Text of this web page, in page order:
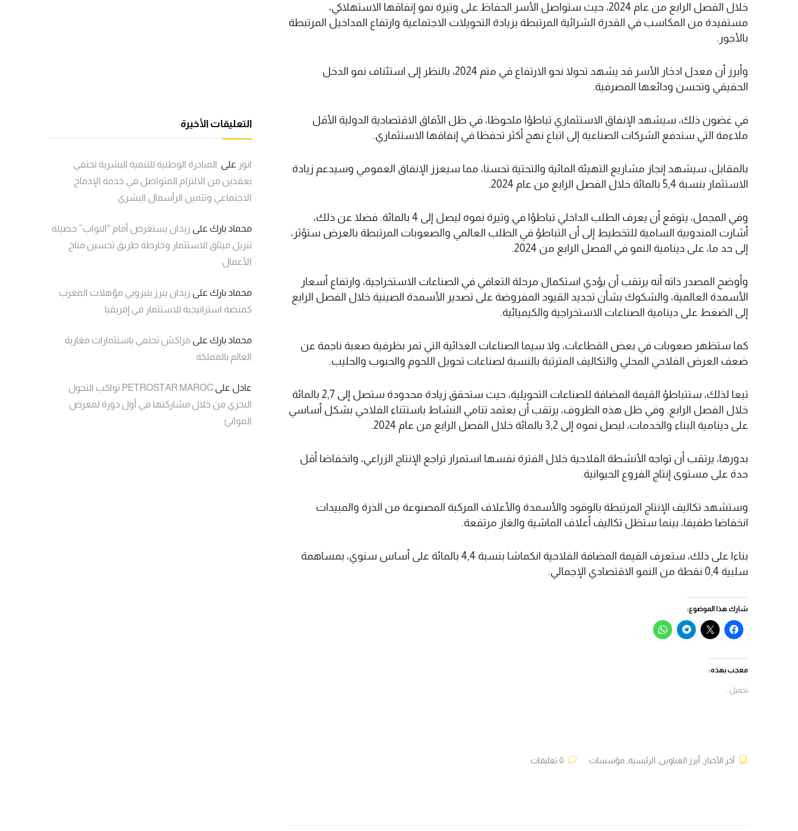
خلال الفصل الرابع من عام 2024، حيث ستواصل الأسر الحفاظ على وتيرة نمو إنفاقها الاستهلاكي،
مستفيدة من المكاسب في القدرة الشرائية المرتبطة بزيادة التحويلات الاجتماعية وارتفاع المداخيل المرتبطة
بالأجور.
وأبرز أن معدل ادخار الأسر قد يشهد تحولا نحو الارتفاع في متم 2024، بالنظر إلى استئناف نمو الدخل
الحقيقي وتحسن ودائعها المصرفية.
في غضون ذلك، سيشهد الإنفاق الاستثماري تباطؤا ملحوظا، في ظل الآفاق الاقتصادية الدولية الأقل
ملاءمة التي ستدفع الشركات الصناعية إلى اتباع نهج أكثر تحفظا في إنفاقها الاستثماري.
بالمقابل، سيشهد إنجاز مشاريع التهيئة المائية والتحتية تحسنا، مما سيعزز الإنفاق العمومي وسيدعم زيادة
الاستثمار بنسبة 5,4 بالمائة خلال الفصل الرابع من عام 2024.
وفي المجمل، يتوقع أن يعرف الطلب الداخلي تباطؤا في وتيرة نموه ليصل إلى 4 بالمائة. فضلا عن ذلك،
أشارت المندوبية السامية للتخطيط إلى أن التباطؤ في الطلب العالمي والصعوبات المرتبطة بالعرض ستؤثر،
إلى حد ما، على دينامية النمو في الفصل الرابع من 2024.
وأوضح المصدر ذاته أنه يرتقب أن يؤدي استكمال مرحلة التعافي في الصناعات الاستخراجية، وارتفاع أسعار
الأسمدة العالمية، والشكوك بشأن تجديد القيود المفروضة على تصدير الأسمدة الصينية خلال الفصل الرابع
إلى الضغط على دينامية الصناعات الاستخراجية والكيميائية.
كما ستظهر صعوبات في بعض القطاعات، ولا سيما الصناعات الغذائية التي تمر بظرفية صعبة ناجمة عن
ضعف العرض الفلاحي المحلي والتكاليف المترتبة بالنسبة لصناعات تحويل اللحوم والحبوب والحليب.
تبعا لذلك، ستتباطؤ القيمة المضافة للصناعات التحويلية، حيث ستحقق زيادة محدودة ستصل إلى 2,7 بالمائة
خلال الفصل الرابع. وفي ظل هذه الظروف، يرتقب أن يعتمد تنامي النشاط باستثناء الفلاحي بشكل أساسي
على دينامية البناء والخدمات، ليصل نموه إلى 3,2 بالمائة خلال الفصل الرابع من عام 2024.
بدورها، يرتقب أن تواجه الأنشطة الفلاحية خلال الفترة نفسها استمرار تراجع الإنتاج الزراعي، وانخفاضا أقل
حدة على مستوى إنتاج الفروع الحيوانية.
وستشهد تكاليف الإنتاج المرتبطة بالوقود والأسمدة والأعلاف المركبة المصنوعة من الذرة والمبيدات
انخفاضا طفيفا، بينما ستظل تكاليف أعلاف الماشية والغاز مرتفعة.
بناءا على ذلك، ستعرف القيمة المضافة الفلاحية انكماشا بنسبة 4,4 بالمائة على أساس سنوي، بمساهمة
سلبية 0,4 نقطة من النمو الاقتصادي الإجمالي.
شارك هذا الموضوع:
انقر
للمشاركة
(فتح
نافذة
النقر
للمشاركة
انقر
للمشاركة
انقر
للمشاركة
معجب بهذه:
تحميل...
آخر الأخبار أبرز العناوين الرئيسية مؤسسات
التعليقات الأخيرة
انور على المبادرة الوطنية للتنمية البشرية تحتفي
بعقدين من الالتزام المتواصل في خدمة الإدماج
الاجتماعي وتثمين الرأسمال البشري
محماد بارك على زيدان يستعرض أمام “النواب” حصيلة
تنزيل ميثاق الاستثمار وخارطة طريق تحسين مناخ
الأعمال
محماد بارك على زيدان يبرز بنيروبي مؤهلات المغرب
كمنصة استراتيجية للاستثمار في إفريقيا
محماد بارك على مراكش تحتفي باستثمارات مغاربة
العالم بالمملكة
عادل على
PETROSTAR MAROC تواكب التحول
البحري من خلال مشاركتها في أول دورة لمعرض
الموانئ